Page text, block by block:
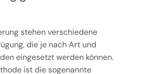
stehen verschiedene
die je nach Art und
eingesetzt werden können.
ist die sogenannte